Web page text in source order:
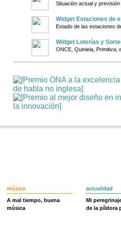
Situación actual y
Widget Estaciones de
Estado de las estaciones
Widget Loterías y
ONCE, Quiniela, Primitiva,
música
A mal tiempo, buena
música
actualidad
Mi
de la píldora